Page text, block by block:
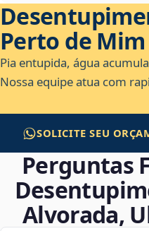
Perto de Mim
Pia entupida, água
Nossa equipe atua com
SOLICITE SEU
Perguntas
Alvorada,